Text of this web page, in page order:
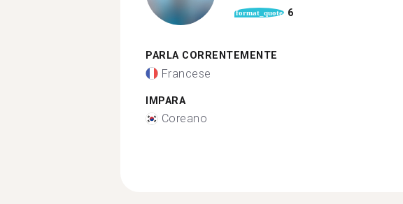
format_quote 6
PARLA CORRENTEMENTE
Francese
IMPARA
Coreano